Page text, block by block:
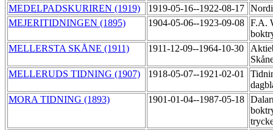
MEDELPADSKURIREN (1919)
1919-05-16--1922-08-17
MEJERITIDNINGEN (1895)
1904-05-06--1923-09-08 F.A.
MELLERSTA SKÅNE (1911)
1911-12-09--1964-10-30
MELLERUDS TIDNING (1907)
1918-05-07--1921-02-01
MORA TIDNING (1893)
1901-01-04--1987-05-18